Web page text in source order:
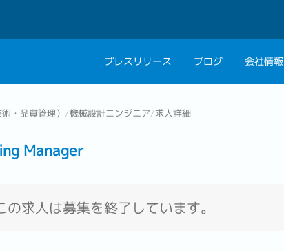
プレスリリース ブログ 会社情報
会社概要
・品質管理） /機械設計エンジニア/求人詳細
Manager
の求人は募集を終了しています。